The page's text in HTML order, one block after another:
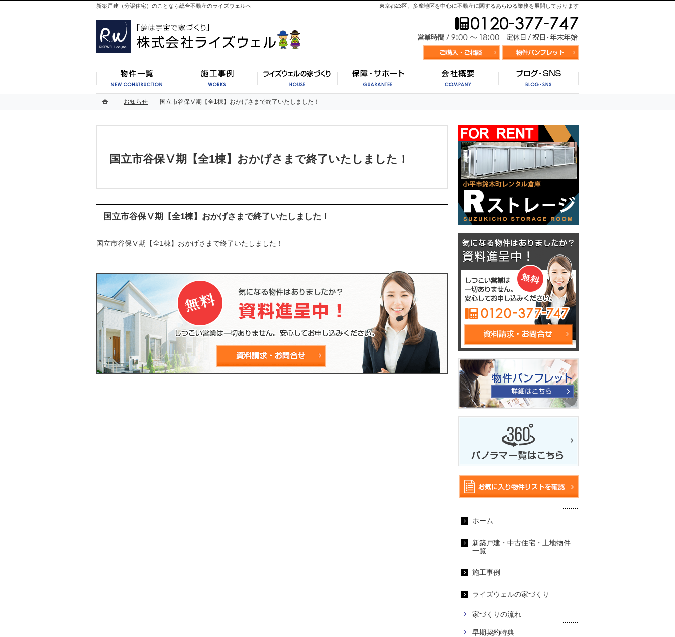
ホームお知らせ 国立市谷保Ⅴ期【全1棟】おかげさまで終了いたしました！
国立市谷保Ⅴ期【全1棟】おかげさまで終了いたしました！
東京都23区、多摩地区を中心に不動産に関するあらゆる業務を展開しております
新築戸建（分譲住宅）のことなら総合不動産のライズウェルへ
国立市谷保Ⅴ期【全1棟】おかげさまで終了いたしました！
国立市谷保Ⅴ期【全1棟】おかげさまで終了いたしました！
ホーム
新築戸建・中古住宅・土地物件
一覧
施工事例
ライズウェルの家づくり
家づくりの流れ
早期契約特典
資料請求・お問合せ
ホームお知らせ 国立市谷保Ⅴ期【全1棟】おかげさまで終了いたしました！